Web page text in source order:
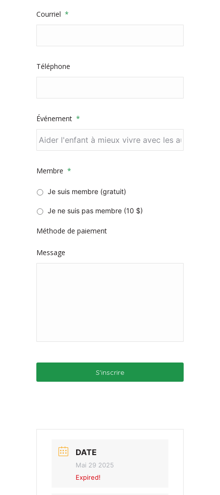
Courriel *
Téléphone
Événement *
Membre *
Je suis membre (gratuit)
Je ne suis pas membre (10 $)
Méthode de paiement
Message
DATE
Mai 29 2025
Expired!